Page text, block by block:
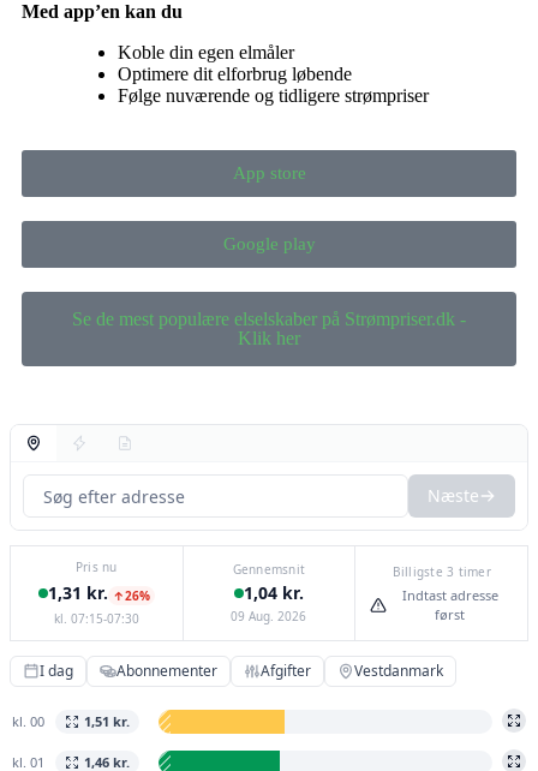
Med app’en kan du
Koble din egen elmåler
Optimere dit elforbrug løbende
Følge nuværende og tidligere strømpriser
App store
Google play
Se de mest populære elselskaber på Strømpriser.dk -
Klik her